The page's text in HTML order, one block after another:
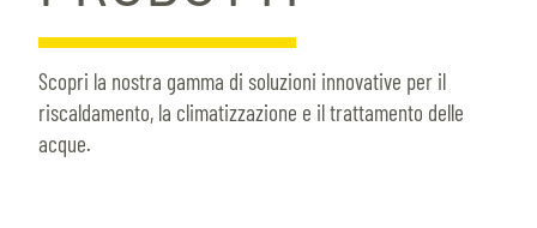
Scopri la nostra gamma di soluzioni innovative per il
riscaldamento, la climatizzazione e il trattamento delle
acque.